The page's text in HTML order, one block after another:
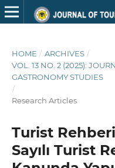
HOME / ARCHIVES /
VOL. 13 NO. 2 (2025):
GASTRONOMY STUDIES
/
Research Articles
Turist
Sayılı Turist